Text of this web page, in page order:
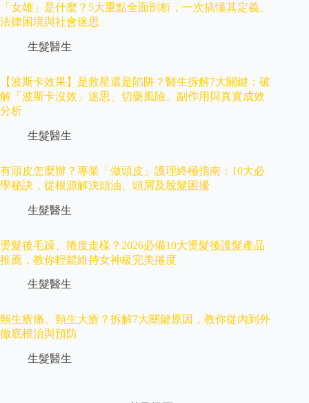
「女雄」是什麼？5大重點全面剖析，一次搞懂其定義、
法律困境與社會迷思
生髮醫生
【波斯卡效果】是救星還是陷阱？醫生拆解7大關鍵：破
解「波斯卡沒效」迷思、切藥風險、副作用與真實成效
分析
生髮醫生
有頭皮怎麼辦？專業「做頭皮」護理終極指南：10大必
學秘訣，從根源解決頭油、頭屑及脫髮困擾
生髮醫生
燙髮後毛躁、捲度走樣？2026必備10大燙髮後護髮產品
推薦，教你輕鬆維持女神級完美捲度
生髮醫生
頸生瘡痛、頸生大瘡？拆解7大關鍵原因，教你從內到外
徹底根治與預防
生髮醫生